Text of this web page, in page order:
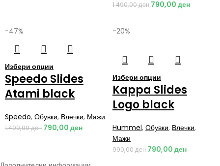
1.490,00ден 790,00 ден
-47%
Избери опции
Speedo Slides
Atami black
Speedo, Обувки, Влечки, Мажи
1.490,00ден 790,00 ден
-20%
Избери опции
Kappa Slides
Logo black
Hummel, Обувки, Влечки,
Мажи
990,00ден 790,00 ден